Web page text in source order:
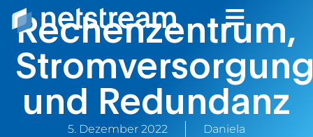
Rechenzentrum,
und Redundanz
5. Dezember 2022 Daniela